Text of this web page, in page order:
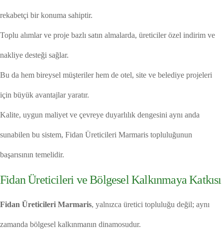
rekabetçi bir konuma sahiptir.
Toplu alımlar ve proje bazlı satın almalarda, üreticiler özel indirim ve
nakliye desteği sağlar.
Bu da hem bireysel müşteriler hem de otel, site ve belediye projeleri
için büyük avantajlar yaratır.
Kalite, uygun maliyet ve çevreye duyarlılık dengesini aynı anda
sunabilen bu sistem, Fidan Üreticileri Marmaris topluluğunun
başarısının temelidir.
Fidan Üreticileri ve Bölgesel Kalkınmaya Katkısı
Fidan Üreticileri Marmaris, yalnızca üretici topluluğu değil; aynı
zamanda bölgesel kalkınmanın dinamosudur.